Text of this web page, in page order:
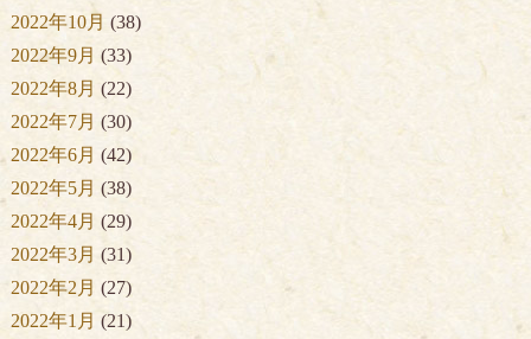
2022年10月 (38)
2022年9月 (33)
2022年8月 (22)
2022年7月 (30)
2022年6月 (42)
2022年5月 (38)
2022年4月 (29)
2022年3月 (31)
2022年2月 (27)
2022年1月 (21)